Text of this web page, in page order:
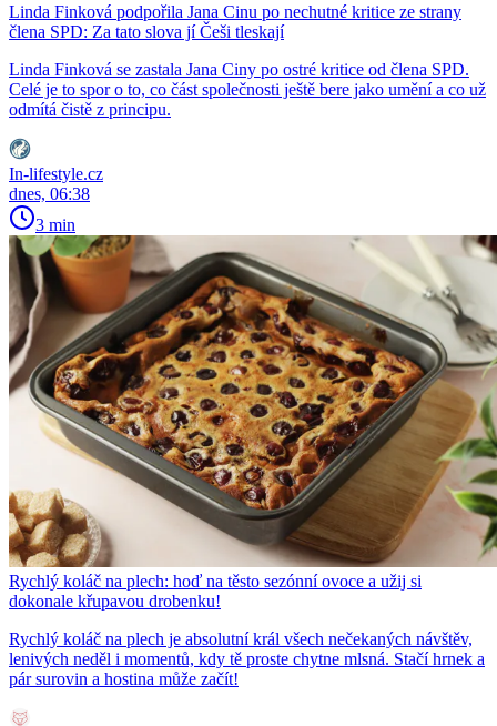
Linda Finková podpořila Jana Cinu po nechutné kritice ze strany
člena SPD: Za tato slova jí Češi tleskají
Linda Finková se zastala Jana Ciny po ostré kritice od člena SPD.
Celé je to spor o to, co část společnosti ještě bere jako umění a co už
odmítá čistě z principu.
In-lifestyle.cz
dnes, 06:38
3 min
Rychlý koláč na plech: hoď na těsto sezónní ovoce a užij si
dokonale křupavou drobenku!
Rychlý koláč na plech je absolutní král všech nečekaných návštěv,
lenivých neděl i momentů, kdy tě proste chytne mlsná. Stačí hrnek a
pár surovin a hostina může začít!